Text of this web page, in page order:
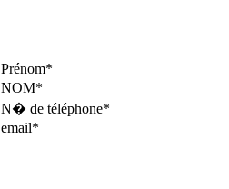
Prénom*
NOM*
N� de téléphone*
email*